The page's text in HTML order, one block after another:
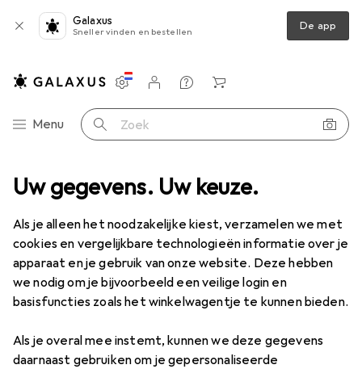
Uw gegevens. Uw keuze.
Als je alleen het noodzakelijke kiest, verzamelen we met
cookies en vergelijkbare technologieën informatie over je
apparaat en je gebruik van onze website. Deze hebben
we nodig om je bijvoorbeeld een veilige login en
basisfuncties zoals het winkelwagentje te kunnen bieden.
Als je overal mee instemt, kunnen we deze gegevens
daarnaast gebruiken om je gepersonaliseerde
Galaxus
Sneller vinden en bestellen De app
Categorie navigatie
Menu Zoek op
Instellingen
Klantenaccount
Produktvergelijking
Verlanglijstje
Winkelmandje
Speelgoed Creatief + Leren Microscoop voor kinderen
Microscoop voor kinderen
ProductenForum